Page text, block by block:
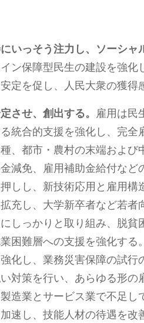
にいっそう注力し、ソーシ
ン保障型民生の建設を強
定を促し、人民大衆の獲得
させ、創出する。 雇用は民
統合的支援を強化し、完
、都市・農村の末端およ
減免、雇用補助金給付な
しし、新技術応用と雇用
充し、大学新卒者など若
しっかりと取り組み、脱
困難層への支援を強化す
化し、業務災害保障の試
対策を行い、あらゆる形
造業とサービス業で不足
速し、技能人材の待遇を